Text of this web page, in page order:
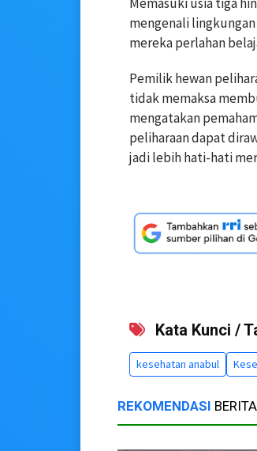
mengenali
mereka perlahan
Pemilik hewan
tidak memaksa
mengatakan
peliharaan dapat
jadi lebih hati-hati
Kata Kunci /
kesehatan anabul
REKOMENDASI BERITA